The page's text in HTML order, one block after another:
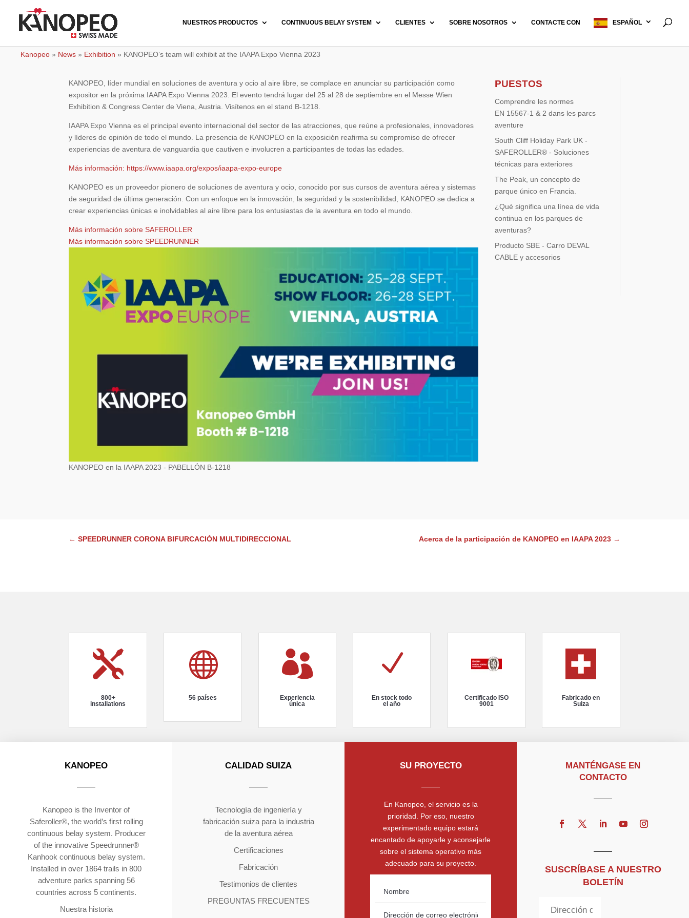
NUESTROS PRODUCTOS CONTINUOUS BELAY SYSTEM CLIENTES SOBRE NOSOTROS CONTACTE CON ESPAÑOL
Kanopeo » News » Exhibition » KANOPEO’s team will exhibit at the IAAPA Expo Vienna 2023
KANOPEO, líder mundial en soluciones de aventura y ocio al aire libre, se complace en anunciar su participación como
expositor en la próxima IAAPA Expo Vienna 2023. El evento tendrá lugar del 25 al 28 de septiembre en el Messe Wien
Exhibition & Congress Center de Viena, Austria. Visítenos en el stand B-1218.
IAAPA Expo Vienna es el principal evento internacional del sector de las atracciones, que reúne a profesionales, innovadores
y líderes de opinión de todo el mundo. La presencia de KANOPEO en la exposición reafirma su compromiso de ofrecer
experiencias de aventura de vanguardia que cautiven e involucren a participantes de todas las edades.
Más información: https://www.iaapa.org/expos/iaapa-expo-europe
KANOPEO es un proveedor pionero de soluciones de aventura y ocio, conocido por sus cursos de aventura aérea y sistemas
de seguridad de última generación. Con un enfoque en la innovación, la seguridad y la sostenibilidad, KANOPEO se dedica a
crear experiencias únicas e inolvidables al aire libre para los entusiastas de la aventura en todo el mundo.
Más información sobre SAFEROLLER
Más información sobre SPEEDRUNNER
KANOPEO en la IAAPA 2023 - PABELLÓN B-1218
PUESTOS
Comprendre les normes
EN 15567-1 & 2 dans les parcs
aventure
South Cliff Holiday Park UK -
SAFEROLLER® - Soluciones
técnicas para exteriores
The Peak, un concepto de
parque único en Francia.
¿Qué significa una línea de vida
continua en los parques de
aventuras?
Producto SBE - Carro DEVAL
CABLE y accesorios
←SPEEDRUNNER CORONA BIFURCACIÓN MULTIDIRECCIONAL Acerca de la participación de KANOPEO en IAAPA 2023→

800+
installations

56 países

Experiencia
única
N
En stock todo
el año
Certificado ISO
9001
Fabricado en
Suiza
KANOPEO
Kanopeo is the Inventor of
Saferoller®, the world’s first rolling
continuous belay system. Producer
of the innovative Speedrunner®
Kanhook continuous belay system.
Installed in over 1864 trails in 800
adventure parks spanning 56
countries across 5 continents.
Nuestra historia
CALIDAD SUIZA
Tecnología de ingeniería y
fabricación suiza para la industria
de la aventura aérea
Certificaciones
Fabricación
Testimonios de clientes
PREGUNTAS FRECUENTES
SU PROYECTO
En Kanopeo, el servicio es la
prioridad. Por eso, nuestro
experimentado equipo estará
encantado de apoyarle y aconsejarle
sobre el sistema operativo más
adecuado para su proyecto.
MANTÉNGASE EN
CONTACTO
SUSCRÍBASE A NUESTRO
BOLETÍN